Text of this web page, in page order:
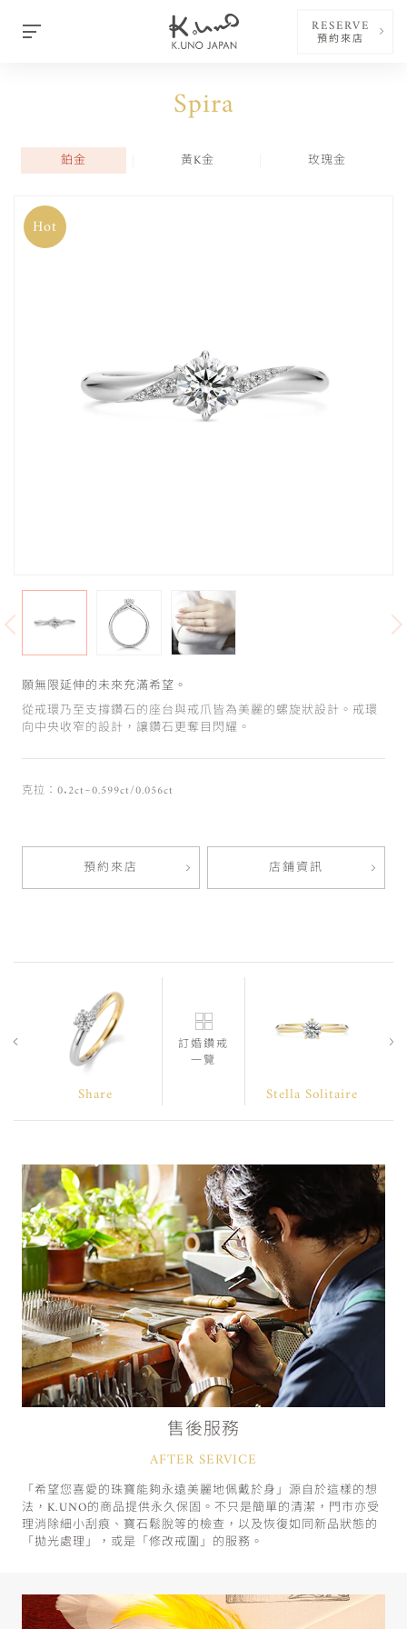
RESERVE
預約來店
Spira
鉑金 黃K金 玫瑰金
願無限延伸的未來充滿希望。
從戒環乃至支撐鑽石的座台與戒爪皆為美麗的螺旋狀設計。戒環
向中央收窄的設計，讓鑽石更奪目閃耀。
克拉：0.2ct~0.599ct/0.056ct
預約來店 店鋪資訊
Share
訂婚鑽戒
一覽
Stella Solitaire
售後服務
AFTER SERVICE
「希望您喜愛的珠寶能夠永遠美麗地佩戴於身」源自於這樣的想
法，K.UNO的商品提供永久保固。不只是簡單的清潔，門市亦受
理消除細小刮痕、寶石鬆脫等的檢查，以及恢復如同新品狀態的
「拋光處理」，或是「修改戒圍」的服務。